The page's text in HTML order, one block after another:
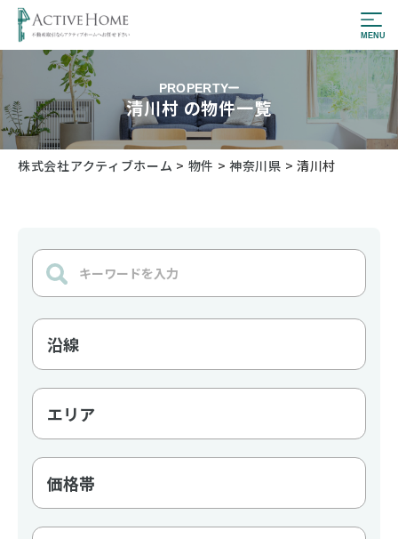
PROPERTY
清川村 の物件一覧
株式会社アクティブホーム > 物件 >神奈川県 > 清川村